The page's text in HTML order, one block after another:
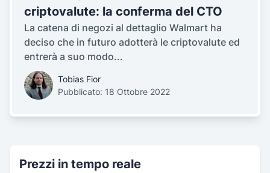
criptovalute: la conferma del CTO
La catena di negozi al dettaglio Walmart ha
deciso che in futuro adotterà le criptovalute ed
entrerà a suo modo...
Tobias Fior
Pubblicato: 18 Ottobre 2022
Prezzi in tempo reale